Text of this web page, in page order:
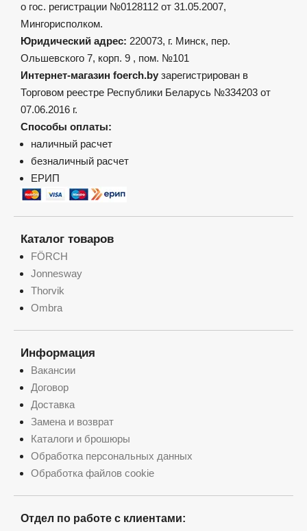
о гос. регистрации №0128112 от 31.05.2007,
Мингорисполком.
Юридический адрес: 220073, г. Минск, пер.
Ольшевского 7, корп. 9 , пом. №101
Интернет-магазин foerch.by зарегистрирован в
Торговом реестре Республики Беларусь №334203 от
07.06.2016 г.
Способы оплаты:
наличный расчет
безналичный расчет
ЕРИП
Каталог товаров
FÖRCH
Jonnesway
Thorvik
Ombra
Информация
Вакансии
Договор
Доставка
Замена и возврат
Каталоги и брошюры
Обработка персональных данных
Обработка файлов cookie
Отдел по работе с клиентами: